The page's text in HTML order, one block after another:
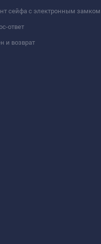
сейфа с электронным замком
ответ
и возврат